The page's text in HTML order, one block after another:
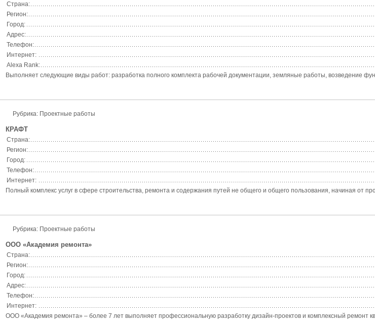
Страна:
Регион:
Город:
Адрес:
Телефон:
Интернет:
Alexa Rank:
Выполняет следующие виды работ: разработка полного комплекта рабочей документации, земляные работы, возведение
Рубрика: Проектные работы
КРАФТ
Страна:
Регион:
Город:
Телефон:
Интернет:
Полный комплекс услуг в сфере строительства, ремонта и содержания путей не общего и общего пользования, начиная от
Рубрика: Проектные работы
ООО «Академия ремонта»
Страна:
Регион:
Город:
Адрес:
Телефон:
Интернет:
ООО «Академия ремонта» – более 7 лет выполняет профессиональную разработку дизайн-проектов и комплексный ремонт